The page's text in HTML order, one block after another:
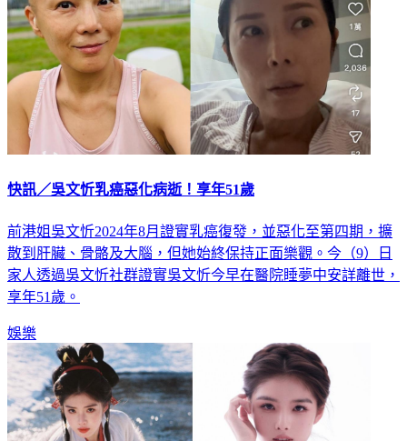
快訊／吳文忻乳癌惡化病逝！享年51歲
前港姐吳文忻2024年8月證實乳癌復發，並惡化至第四期，擴
散到肝臟、骨骼及大腦，但她始終保持正面樂觀。今（9）日
家人透過吳文忻社群證實吳文忻今早在醫院睡夢中安詳離世，
享年51歲。
娛樂